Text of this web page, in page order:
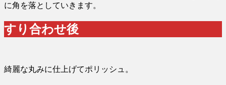
に角を落としていきます。
すり合わせ後
綺麗な丸みに仕上げてポリッシュ。